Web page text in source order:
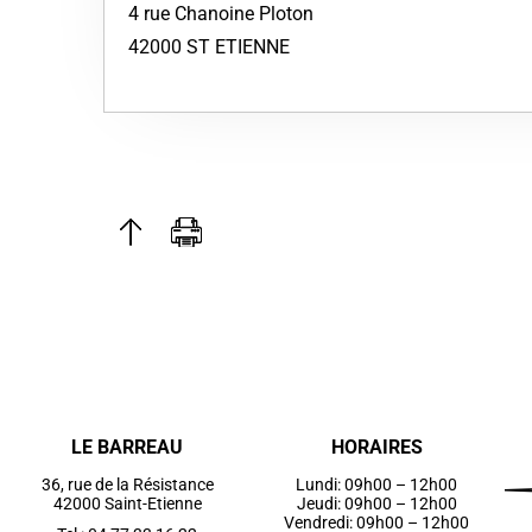
4 rue Chanoine Ploton
42000 ST ETIENNE
LE BARREAU
36, rue de la Résistance
42000 Saint-Etienne
HORAIRES
Lundi: 09h00 – 12h00
Jeudi: 09h00 – 12h00
Vendredi: 09h00 – 12h00